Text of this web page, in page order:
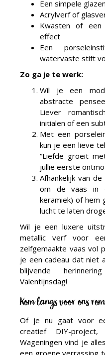
Een simpele
Acrylverf of
Kwasten of
effect
Een
watervaste stift
Zo ga je te werk:
Wil je een
abstracte
Liever
initialen of een
Met een
kun je een lieve
“Liefde groeit
jullie eerste
Afhankelijk van
om de vaas in
keramiek) of hem
lucht te laten
Wil je een luxere
metallic verf voor
zelfgemaakte vaas vol
je een cadeau dat niet
blijvende
Valentijnsdag!
Kom langs voor ons
Of je nu gaat voor
creatief DIY-
Wageningen vind je